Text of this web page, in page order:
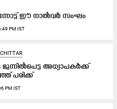
ഈ നാൽവർ സംഘം
PM IST
മുന്നിൽപെട്ട അധ്യാപകര്‍ക്ക്
പരിക്ക്
PM IST